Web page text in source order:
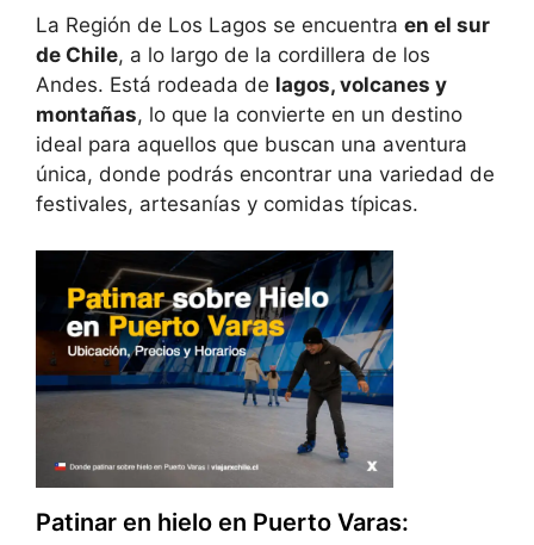
La Región de Los Lagos se encuentra en el sur
de Chile, a lo largo de la cordillera de los
Andes. Está rodeada de lagos, volcanes y
montañas, lo que la convierte en un destino
ideal para aquellos que buscan una aventura
única, donde podrás encontrar una variedad de
festivales, artesanías y comidas típicas.
Patinar en hielo en Puerto Varas: